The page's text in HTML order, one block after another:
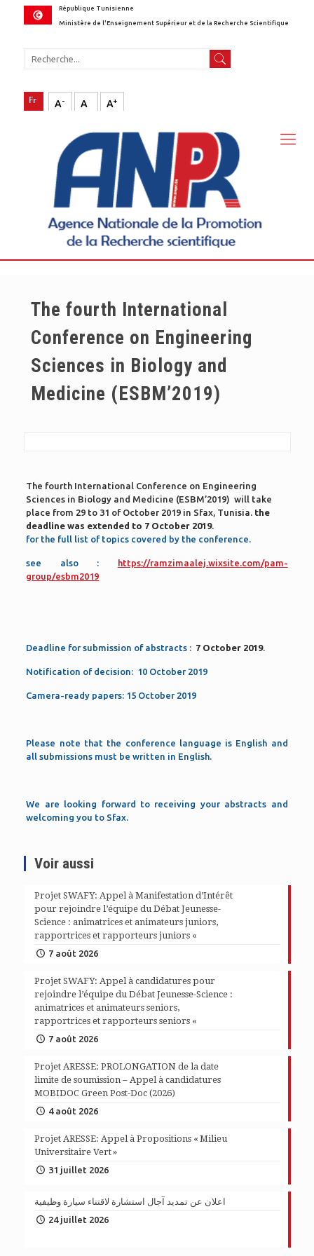
République Tunisienne
Ministère de l'Enseignement Supérieur et de la Recherche Scientifique
A- A A+
The fourth International
Conference on Engineering
Sciences in Biology and
Medicine (ESBM’2019)
The fourth International Conference on Engineering
Sciences in Biology and Medicine (ESBM’2019) will take
place from 29 to 31 of October 2019 in Sfax, Tunisia. the
deadline was extended to 7 October 2019.
for the full list of topics covered by the conference.
see also :
https://ramzimaalej.wixsite.com/pam-
group/esbm2019
Deadline for submission of abstracts : 7 October 2019.
Notification of decision: 10 October 2019
Camera-ready papers: 15 October 2019
Please note that the conference language is English and
all submissions must be written in English.
We are looking forward to receiving your abstracts and
welcoming you to Sfax.
Voir aussi
Projet SWAFY: Appel à Manifestation d’Intérêt
pour rejoindre l’équipe du Débat Jeunesse-
Science : animatrices et animateurs juniors,
rapportrices et rapporteurs juniors «
7 août 2026
Projet SWAFY: Appel à candidatures pour
rejoindre l’équipe du Débat Jeunesse-Science :
animatrices et animateurs seniors,
rapportrices et rapporteurs seniors «
7 août 2026
Projet ARESSE: PROLONGATION de la date
limite de soumission – Appel à candidatures
MOBIDOC Green Post-Doc (2026)
4 août 2026
Projet ARESSE: Appel à Propositions « Milieu
Universitaire Vert »
31 juillet 2026
اعلان عن تمديد آجال استشارة لاقتناء سيارة وظيفية
24 juillet 2026